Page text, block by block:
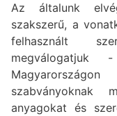
Az általunk
szakszerű, a
felhasznált
szabványoknak
anyagokat és